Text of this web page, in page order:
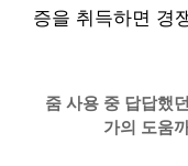
증을 취득하면 경
줌 사용 중 답답했
가의 도움